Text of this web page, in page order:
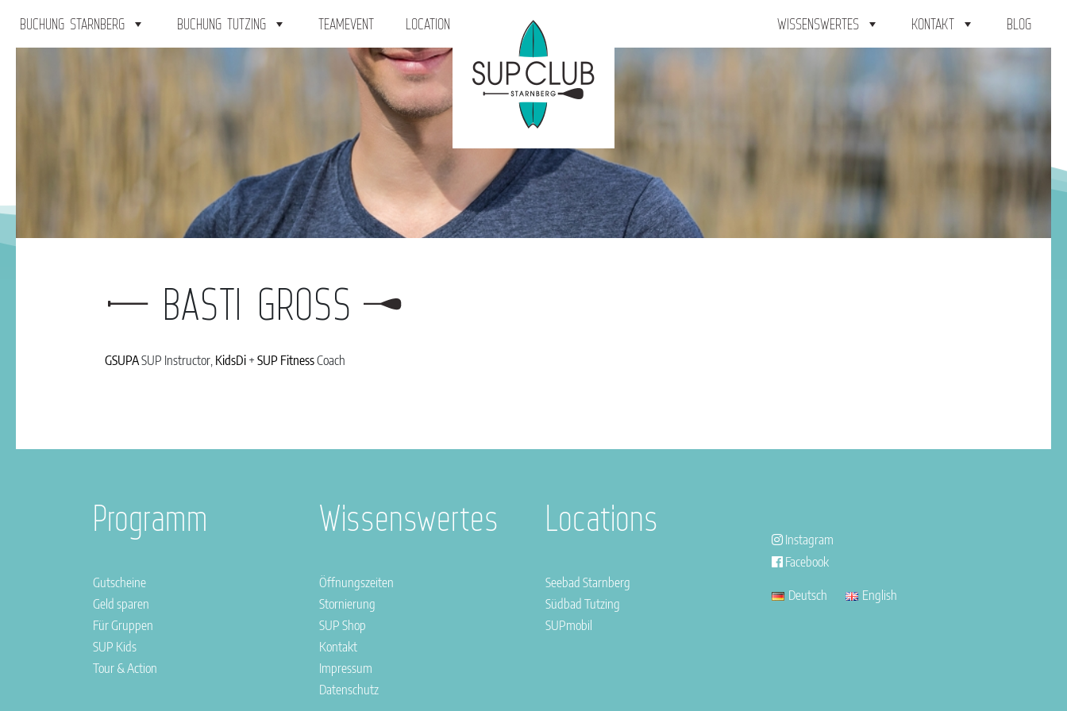
BUCHUNG STARNBERG BUCHUNG TUTZING TEAMEVENT LOCATION BLOG
KONTAKT
WISSENSWERTES
BASTI GROSS
GSUPASUP Instructor, KidsDi + SUP FitnessCoach
Programm
Gutscheine
Geld sparen
Für Gruppen
SUP Kids
Tour & Action
Wissenswertes
Öffnungszeiten
Stornierung
SUP Shop
Kontakt
Impressum
Datenschutz
Locations
Seebad Starnberg
Südbad Tutzing
SUPmobil
Instagram
Facebook
Deutsch English